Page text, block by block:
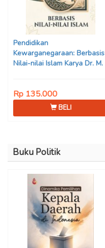
Pendidikan
Kewarganegaraan: Berbasis
Nilai-nilai Islam Karya Dr. M.
Adrenal Stezen, S.H., M.H.
Rp 135.000
BELI
Buku Politik